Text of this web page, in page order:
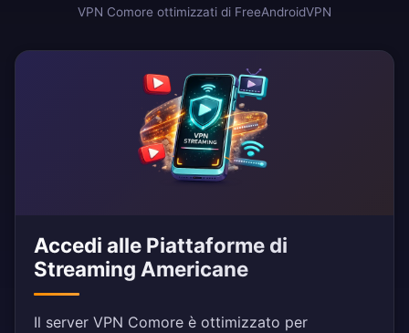
VPN Comore ottimizzati di FreeAndroidVPN
Accedi alle Piattaforme di
Streaming Americane
Il server VPN Comore è ottimizzato per